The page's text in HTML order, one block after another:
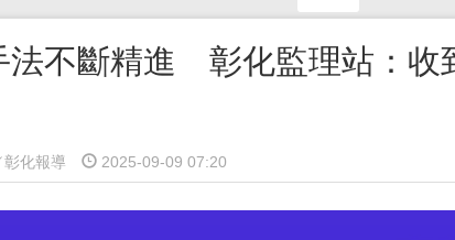
法不斷精進 彰化監理站：收
化報導 2025-09-09 07:20